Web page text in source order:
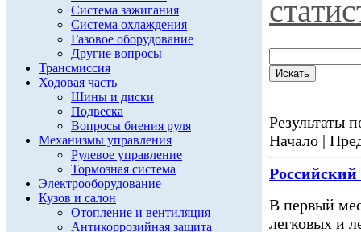
Система зажигания
Система охлаждения
Газовое оборудование
Другие вопросы
Трансмиссия
Ходовая часть
Шины и диски
Подвеска
Вопросы биения руля
Механизмы управления
Рулевое управление
Тормозная система
Электрооборудование
Кузов и салон
Отопление и вентиляция
Антикоррозийная защита
Результаты
Начало |
В первый
легковых и